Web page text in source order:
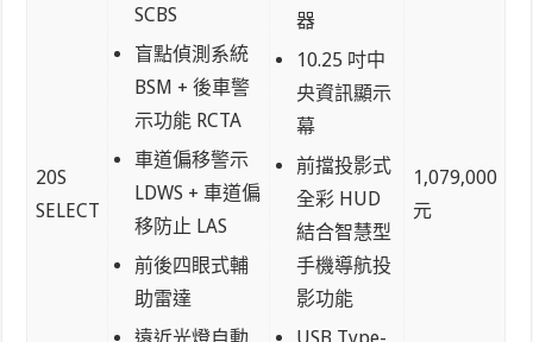
20S
SELECT
SCBS
盲點偵測系統
BSM + 後車警
示功能 RCTA
車道偏移警示
LDWS + 車道偏
移防止 LAS
前後四眼式輔
助雷達
遠近光燈自動
器
10.25 吋中
央資訊顯示
幕
前擋投影式
全彩 HUD
結合智慧型
手機導航投
影功能
USB Type-
1,079,000
元